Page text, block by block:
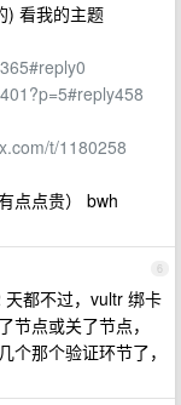
) 看我的主题
t/1180258
点点贵） bwh
6
都不过，vultr 绑卡
点或关了节点，
那个验证环节了，